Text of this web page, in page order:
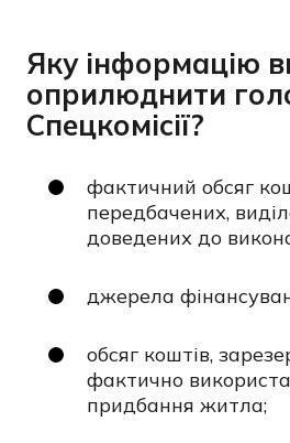
Яку інформацію
оприлюднити
Спецкомісії?
фактичний обсяг
передбачених,
доведених до
джерела
обсяг коштів,
фактично
придбання житла;